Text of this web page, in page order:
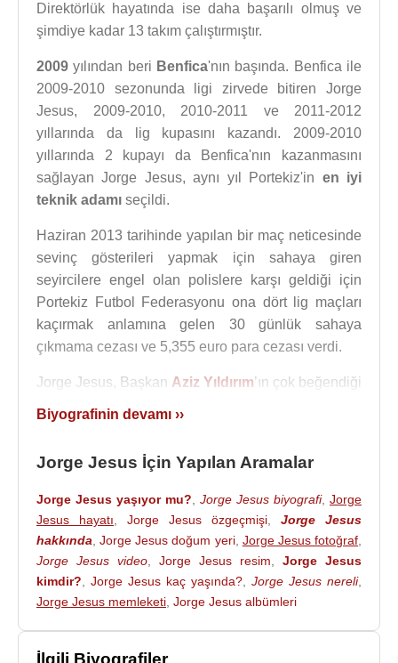
Direktörlük hayatında ise daha başarılı olmuş ve
şimdiye kadar 13 takım çalıştırmıştır.
2009 yılından beri Benfica'nın başında. Benfica ile
2009-2010 sezonunda ligi zirvede bitiren Jorge
Jesus, 2009-2010, 2010-2011 ve 2011-2012
yıllarında da lig kupasını kazandı. 2009-2010
yıllarında 2 kupayı da Benfica'nın kazanmasını
sağlayan Jorge Jesus, aynı yıl Portekiz'in en iyi
teknik adamı seçildi.
Haziran 2013 tarihinde yapılan bir maç neticesinde
sevinç gösterileri yapmak için sahaya giren
seyircilere engel olan polislere karşı geldiği için
Portekiz Futbol Federasyonu ona dört lig maçları
kaçırmak anlamına gelen 30 günlük sahaya
çıkmama cezası ve 5,355 euro para cezası verdi.
Jorge Jesus, Başkan Aziz Yıldırım’ın çok beğendiği
adlarında 1 kızı 1 oğlu vardır. 1991 yılında evlendiği
Jorge Jesus
, 2 Haziran 2022 tarihinde bir yıllığına
Fenerbahçe Spor Kulübü ile anlaştı. 11 Haziran
2023'te Fenerbahçe'yle Ziraat Türkiye Kupası'nı
kazandı. Sözleşmesinin sona ermesiyle, 12
Haziran 2023 tarihinde Fenerbahçe’den ayrıldı.
Fenerbahçe, Jorge Jesus yönetiminde çıktığı 52
maçta; 35 galibiyet, 10 beraberlik, 7 mağlubiyet
Biyografinin devamı ››
Jorge Jesus İçin Yapılan Aramalar
Jorge Jesus yaşıyor mu? Jorge Jesus biyografi, Jorge
Jesus hayatı
Jorge Jesus özgeçmişi
Jorge Jesus
hakkında ,Jorge Jesus doğum yeri, Jorge Jesus fotoğraf
Jorge Jesus video
Jorge Jesus resim
Jorge Jesus
kimdir?
Jorge Jesus kaç yaşında? Jorge Jesus nereli,
Jorge Jesus memleketi Jorge Jesus albümleri
İlgili Biyografiler